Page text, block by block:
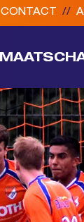
CONTACT //